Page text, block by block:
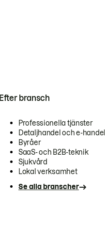
Efter bransch
Professionella tjänster
Detaljhandel och e-handel
Byråer
SaaS- och B2B-teknik
Sjukvård
Lokal verksamhet
Se alla branscher